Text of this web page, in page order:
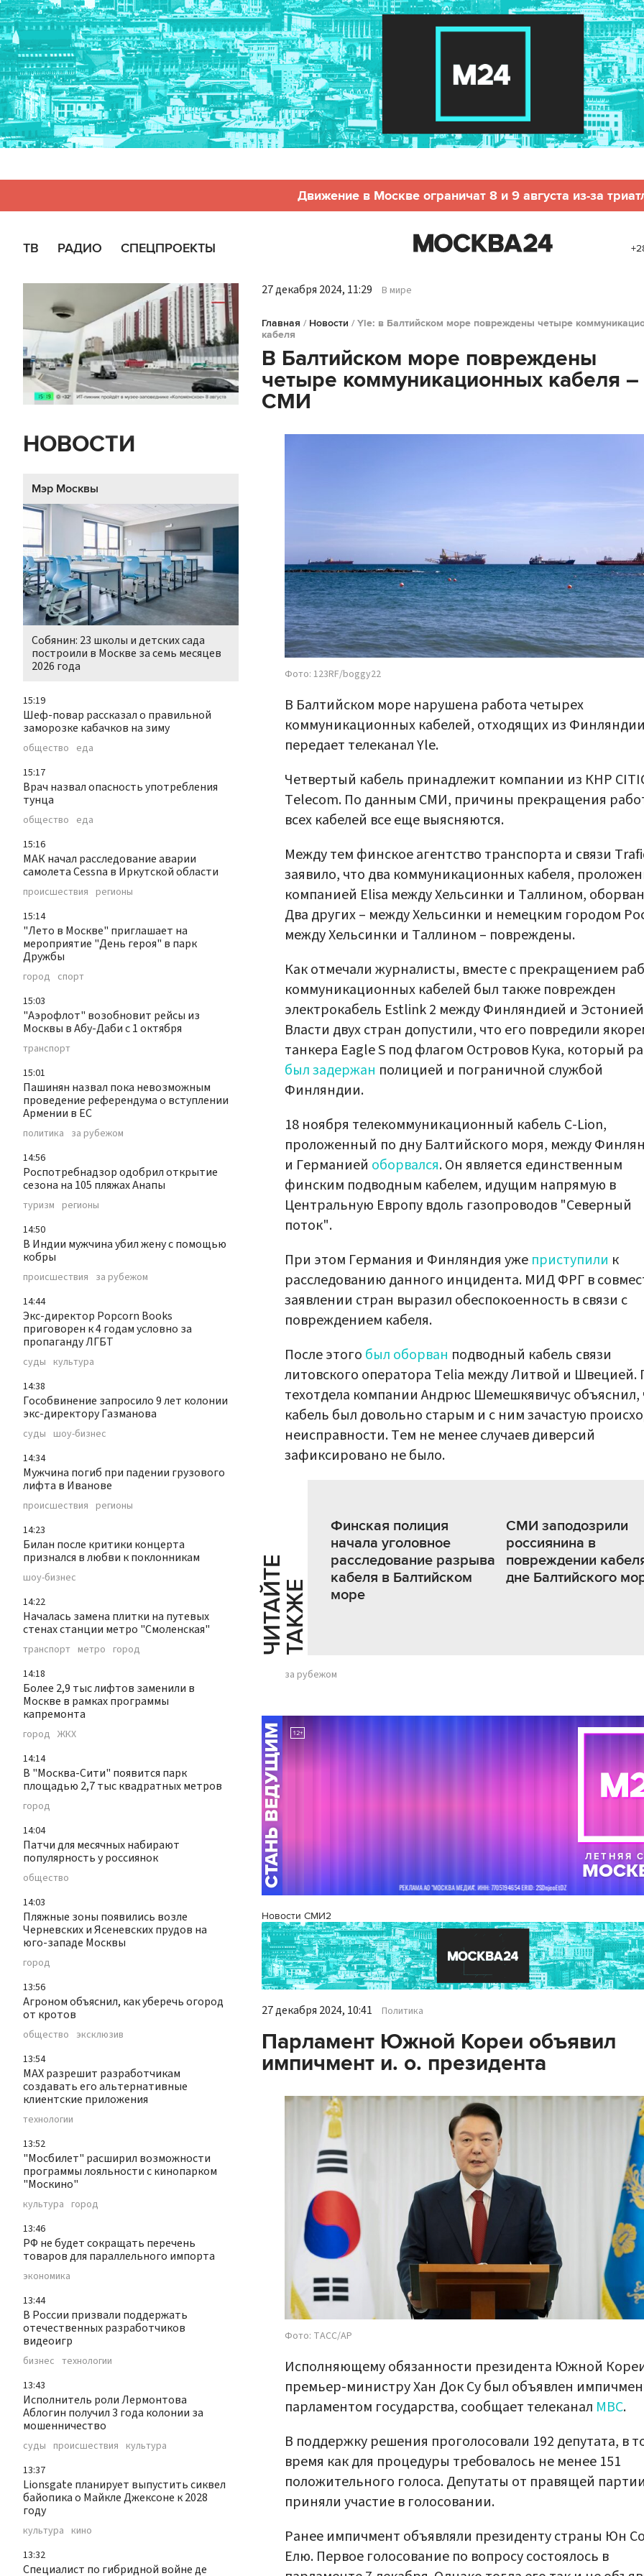
Движение в Москве ограничат 8 и 9 августа из-за
ТВ РАДИО СПЕЦПРОЕКТЫ
НОВОСТИ
Мэр Москвы
Собянин: 23 школы и детских сада
построили в Москве за семь месяцев
2026 года
15:19
Шеф-повар рассказал о правильной
заморозке кабачков на зиму
общество еда
15:17
Врач назвал опасность употребления
тунца
общество еда
15:16
МАК начал расследование аварии
самолета Cessna в Иркутской области
происшествия регионы
15:14
"Лето в Москве" приглашает на
мероприятие "День героя" в парк
Дружбы
город спорт
15:03
"Аэрофлот" возобновит рейсы из
Москвы в Абу-Даби с 1 октября
транспорт
15:01
Пашинян назвал пока невозможным
проведение референдума о вступлении
Армении в ЕС
политика за рубежом
14:56
Роспотребнадзор одобрил открытие
сезона на 105 пляжах Анапы
туризм регионы
14:50
В Индии мужчина убил жену с помощью
кобры
происшествия за рубежом
14:44
Экс-директор Popcorn Books
приговорен к 4 годам условно за
пропаганду ЛГБТ
суды культура
14:38
Гособвинение запросило 9 лет колонии
экс-директору Газманова
суды шоу-бизнес
14:34
Мужчина погиб при падении грузового
лифта в Иванове
происшествия регионы
14:23
Билан после критики концерта
признался в любви к поклонникам
шоу-бизнес
14:22
Началась замена плитки на путевых
стенах станции метро "Смоленская"
транспорт метро город
14:18
Более 2,9 тыс лифтов заменили в
Москве в рамках программы
капремонта
город ЖКХ
14:14
В "Москва-Сити" появится парк
площадью 2,7 тыс квадратных метров
город
14:04
Патчи для месячных набирают
популярность у россиянок
общество
14:03
Пляжные зоны появились возле
Черневских и Ясеневских прудов на
юго-западе Москвы
город
13:56
Агроном объяснил, как уберечь огород
от кротов
общество эксклюзив
13:54
MAX разрешит разработчикам
создавать его альтернативные
клиентские приложения
технологии
13:52
"Мосбилет" расширил возможности
программы лояльности с кинопарком
"Москино"
культура город
13:46
РФ не будет сокращать перечень
товаров для параллельного импорта
экономика
13:44
В России призвали поддержать
отечественных разработчиков
видеоигр
бизнес технологии
13:43
Исполнитель роли Лермонтова
Аблогин получил 3 года колонии за
мошенничество
суды происшествия культура
13:37
Lionsgate планирует выпустить сиквел
байопика о Майкле Джексоне к 2028
году
культура кино
13:32
Специалист по гибридной войне де
27 декабря 2024, 11:29 В мире
Главная / Новости /Yle: в Балтийском море повреждены четыре
кабеля
В Балтийском море повреждены
четыре коммуникационных кабеля –
СМИ
Фото: 123RF/boggy22
В Балтийском море нарушена работа четырех
коммуникационных кабелей, отходящих из
передает телеканал Yle.
Четвертый кабель принадлежит компании из КНР
Telecom. По данным СМИ, причины прекращения
всех кабелей все еще выясняются.
Между тем финское агентство транспорта и связи
заявило, что два коммуникационных кабеля,
компанией Elisa между Хельсинки и Таллином,
Два других – между Хельсинки и немецким городом
между Хельсинки и Таллином – повреждены.
Как отмечали журналисты, вместе с прекращением
коммуникационных кабелей был также поврежден
электрокабель Estlink 2 между Финляндией и
Власти двух стран допустили, что его повредили
танкера Eagle S под флагом Островов Кука, который
был задержан полицией и пограничной службой
Финляндии.
18 ноября телекоммуникационный кабель C-Lion,
проложенный по дну Балтийского моря, между
и Германией оборвался. Он является единственным
финским подводным кабелем, идущим напрямую в
Центральную Европу вдоль газопроводов "Северный
поток".
При этом Германия и Финляндия уже приступили к
расследованию данного инцидента. МИД ФРГ в
заявлении стран выразил обеспокоенность в связи с
повреждением кабеля.
После этого был оборван подводный кабель связи
литовского оператора Telia между Литвой и Швецией.
техотдела компании Андрюс Шемешкявичус объяснил,
кабель был довольно старым и с ним зачастую
неисправности. Тем не менее случаев диверсий
зафиксировано не было.
Ч
И
Т
АЙ
Т
Е
Т
А
К
ЖЕ
Финская полиция
начала уголовное
расследование разрыва
кабеля в Балтийском
море
СМИ заподозрили
россиянина в
повреждении
дне Балтийского
за рубежом
Новости СМИ2
27 декабря 2024, 10:41 Политика
Парламент Южной Кореи объявил
импичмент и. о. президента
Фото: ТАСС/АР
Исполняющему обязанности президента Южной
премьер-министру Хан Док Су был объявлен
парламентом государства, сообщает телеканал MBC.
В поддержку решения проголосовали 192 депутата, в
время как для процедуры требовалось не менее 151
положительного голоса. Депутаты от правящей
приняли участие в голосовании.
Ранее импичмент объявляли президенту страны Юн
Елю. Первое голосование по вопросу состоялось в